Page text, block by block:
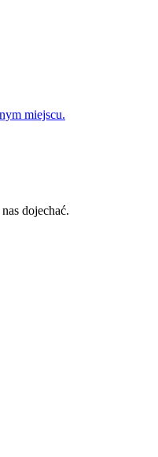
miejscu.
dojechać.